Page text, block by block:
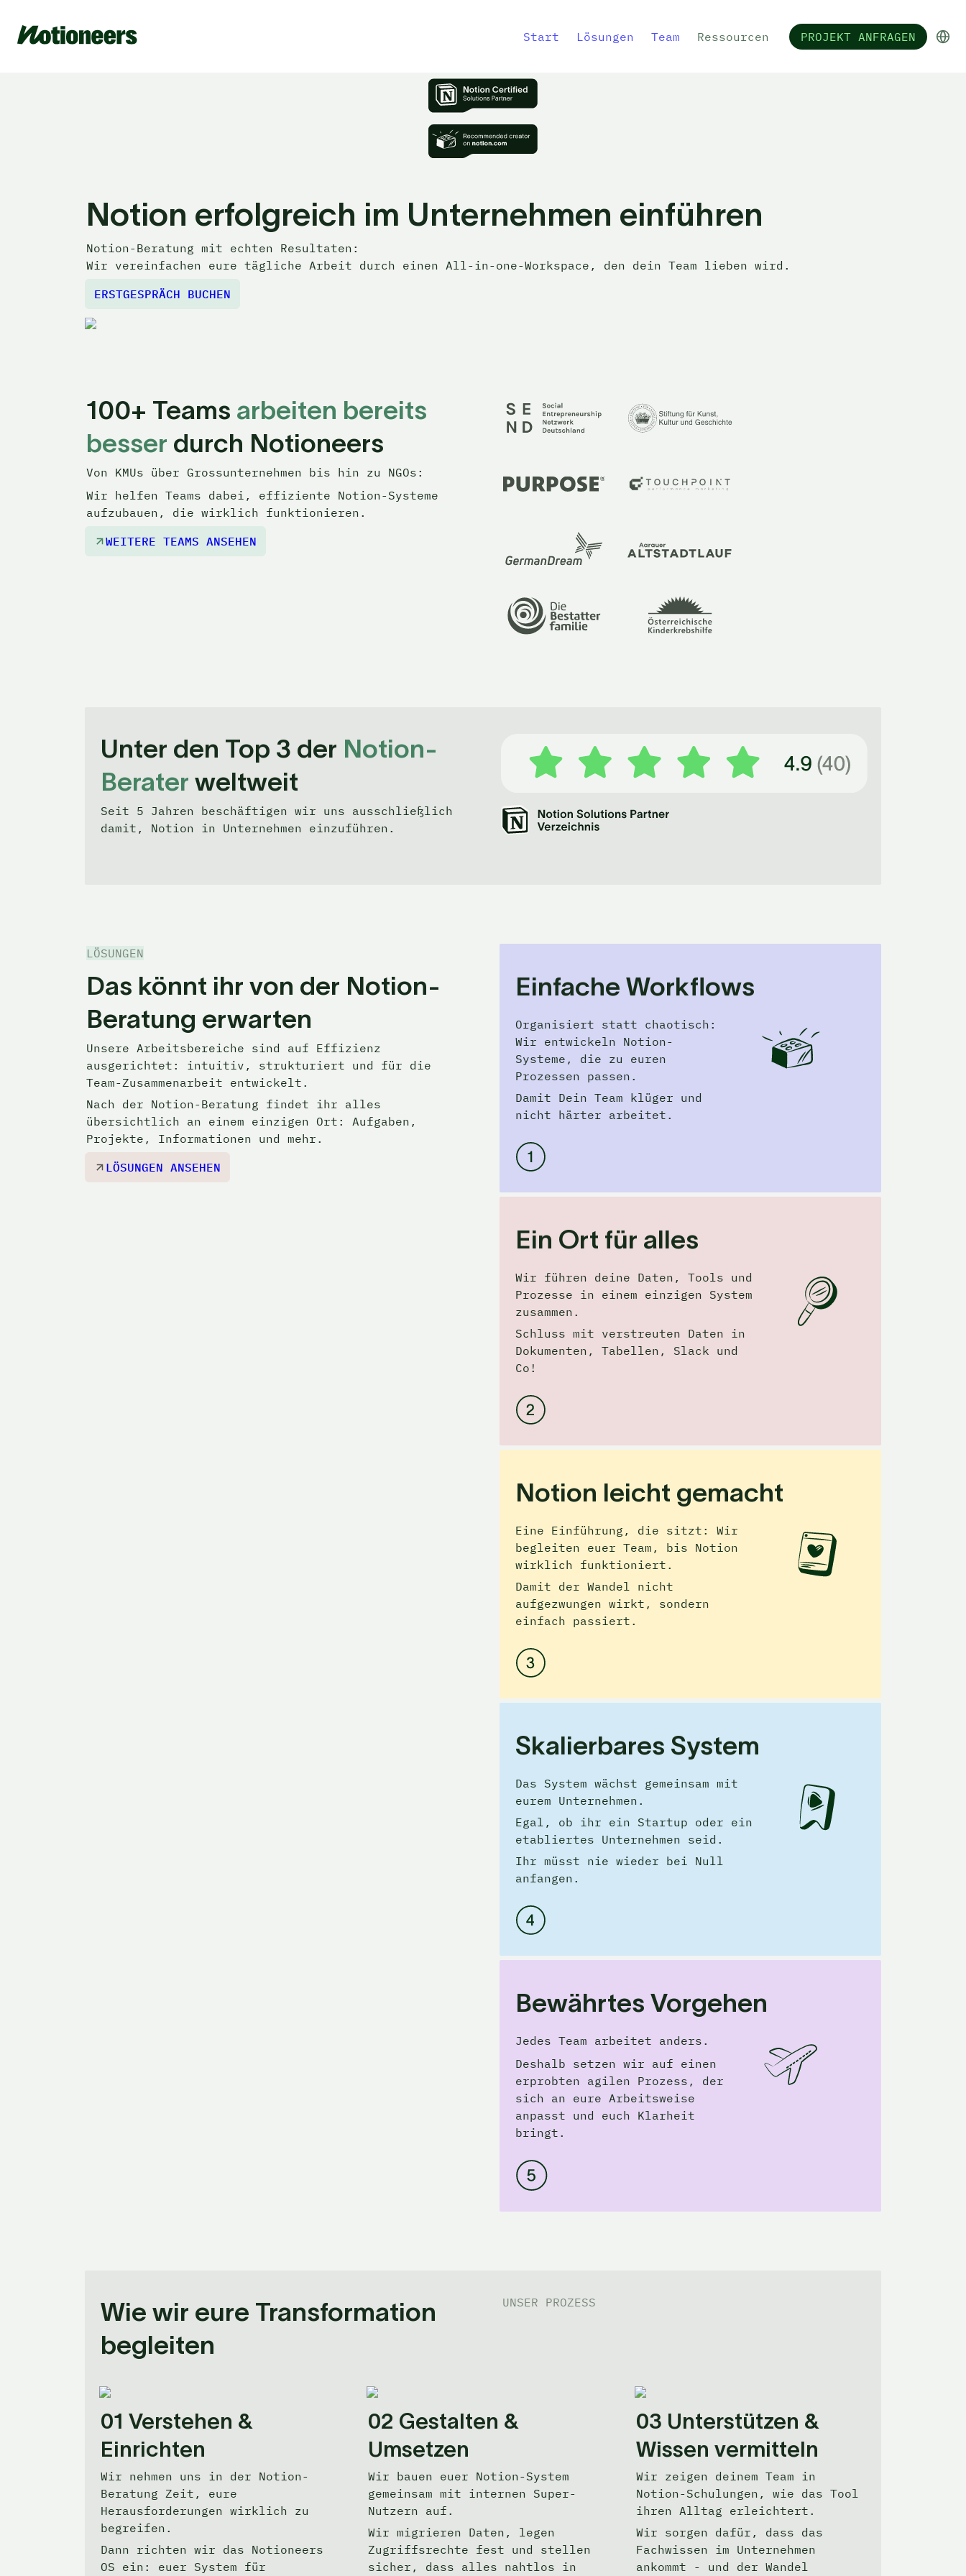
Start Lösungen Team Ressourcen PROJEKT ANFRAGEN
Notion erfolgreich im Unternehmen einführen
Notion-Beratung mit echten Resultaten:
Wir vereinfachen eure tägliche Arbeit durch einen All-in-one-Workspace, den dein Team lieben wird.
ERSTGESPRÄCH BUCHEN
100+ Teams arbeiten bereits
besser durch Notioneers
Von KMUs über Grossunternehmen bis hin zu NGOs:
Wir helfen Teams dabei, effiziente Notion-Systeme
aufzubauen, die wirklich funktionieren.
WEITERE TEAMS ANSEHEN
Unter den Top 3 der Notion-
Berater weltweit
Seit 5 Jahren beschäftigen wir uns ausschließlich
damit, Notion in Unternehmen einzuführen.
LÖSUNGEN
Das könnt ihr von der Notion-
Beratung erwarten
Unsere Arbeitsbereiche sind auf Effizienz
ausgerichtet: intuitiv, strukturiert und für die
Team-Zusammenarbeit entwickelt.
Nach der Notion-Beratung findet ihr alles
übersichtlich an einem einzigen Ort: Aufgaben,
Projekte, Informationen und mehr.
LÖSUNGEN ANSEHEN
Einfache Workflows
Organisiert statt chaotisch:
Wir entwickeln Notion-
Systeme, die zu euren
Prozessen passen.
Damit Dein Team klüger und
nicht härter arbeitet.
Ein Ort für alles
Wir führen deine Daten, Tools und
Prozesse in einem einzigen System
zusammen.
Schluss mit verstreuten Daten in
Dokumenten, Tabellen, Slack und
Co!
Notion leicht gemacht
Eine Einführung, die sitzt: Wir
begleiten euer Team, bis Notion
wirklich funktioniert.
Damit der Wandel nicht
aufgezwungen wirkt, sondern
einfach passiert.
Skalierbares System
Das System wächst gemeinsam mit
eurem Unternehmen.
Egal, ob ihr ein Startup oder ein
etabliertes Unternehmen seid.
Ihr müsst nie wieder bei Null
anfangen.
Bewährtes Vorgehen
Jedes Team arbeitet anders.
Deshalb setzen wir auf einen
erprobten agilen Prozess, der
sich an eure Arbeitsweise
anpasst und euch Klarheit
bringt.
Wie wir eure Transformation
begleiten
UNSER PROZESS
01 Verstehen &
Einrichten
Wir nehmen uns in der Notion-
Beratung Zeit, eure
Herausforderungen wirklich zu
begreifen.
Dann richten wir das Notioneers
OS ein: euer System für
02 Gestalten &
Umsetzen
Wir bauen eu
gemeinsam mit internen Super-
Nutzern auf.
Wir migrieren Daten, legen
Zugriffsrechte fest und stellen
sicher, dass alles nahtlos in
03 Unterstützen &
Wissen vermitteln
Wir zeigen deinem Team in
Notion-Schulungen, wie das Tool
ihren Alltag erleichtert.
Wir sorgen dafür, dass das
Fachwissen im Unternehmen
ankommt - und der Wandel